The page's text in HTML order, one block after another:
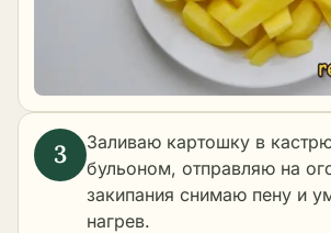
Заливаю картошку в
бульоном, отправляю на
закипания снимаю пену и
нагрев.